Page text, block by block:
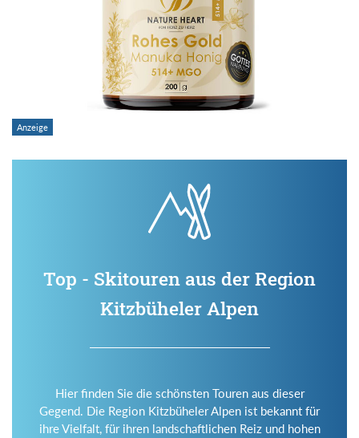
Top - Skitouren aus der Region
Kitzbüheler Alpen
Hier finden Sie die schönsten Touren aus dieser
Gegend. Die Region Kitzbüheler Alpen ist bekannt für
ihre Vielfalt, für ihren landschaftlichen Reiz und hohen